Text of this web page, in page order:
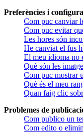
Preferències i
Com puc canviar
Com puc evitar
Les hores són
He canviat el fus
El meu idioma no
Què són les
Com puc mostrar
Què és el meu
Quan faig clic
Problemes de
Com publico un
Com edito o